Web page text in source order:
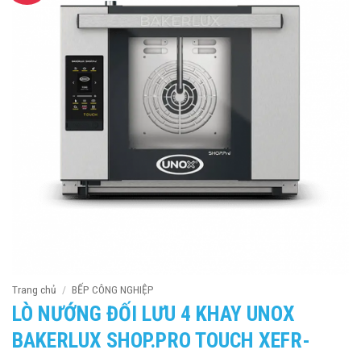
Trang chủ / BẾP CÔNG NGHIỆP
LÒ NƯỚNG ĐỐI LƯU 4 KHAY UNOX
BAKERLUX SHOP.PRO TOUCH XEFR-